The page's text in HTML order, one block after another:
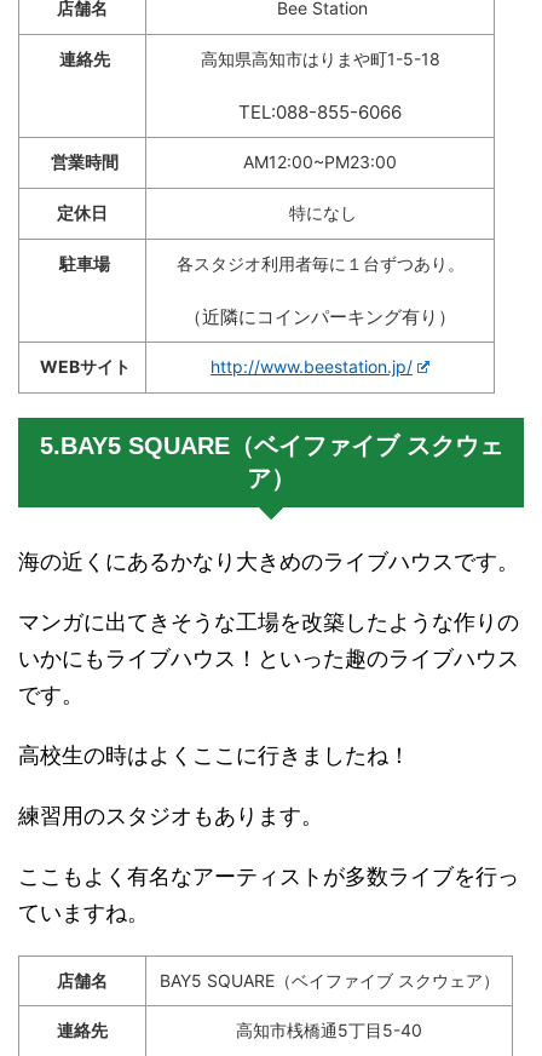
店舗名 Bee Station
連絡先 高知県高知市はりまや町1-5-18
TEL:088-855-6066
営業時間 AM12:00~PM23:00
定休日 特になし
駐車場 各スタジオ利用者毎に１台ずつあり。
（近隣にコインパーキング有り）
WEBサイト http://www.beestation.jp/
5.BAY5 SQUARE（ベイファイブ スクウェ
ア）
海の近くにあるかなり大きめのライブハウスです。
マンガに出てきそうな工場を改築したような作りの
いかにもライブハウス！といった趣のライブハウス
です。
高校生の時はよくここに行きましたね！
練習用のスタジオもあります。
ここもよく有名なアーティストが多数ライブを行っ
ていますね。
店舗名 BAY5 SQUARE（ベイファイブ スクウェア）
連絡先 高知市桟橋通5丁目5-40